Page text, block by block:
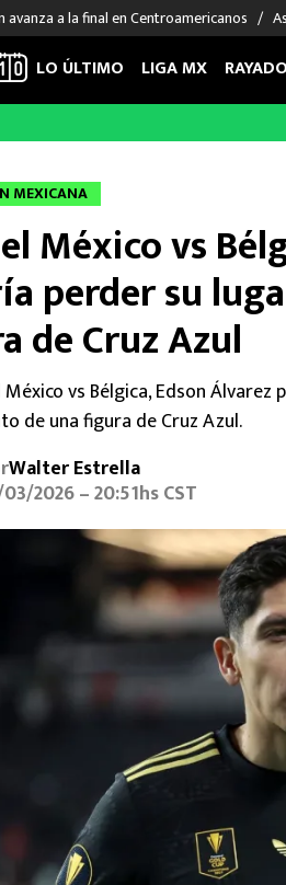
avanza a la final en Centroamericanos
INTERNACIONAL
Noticias
Mexicana
Champions League
Europa League
Madrid
MEXICANOS
Memo Ochoa
Chino Huerta
Edson Álvarez
Santiago
LO ÚLTIMO LIGA MX
MEXICANA
México vs
perder su
de Cruz Azul
vs Bélgica, Edson
de una figura de Cruz Azul.
Walter Estrella
2026 – 20:51hs CST